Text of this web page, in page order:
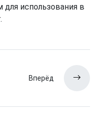
использования в
Вперёд